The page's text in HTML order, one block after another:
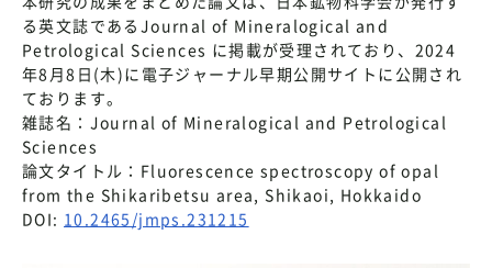
る英文誌であるJournal of Mineralogical and
Petrological Sciences に掲載が受理されており、2024
年8月8日(木)に電子ジャーナル早期公開サイトに公開され
ております。
雑誌名：Journal of Mineralogical and Petrological
Sciences
論文タイトル：Fluorescence spectroscopy of opal
from the Shikaribetsu area, Shikaoi, Hokkaido
DOI: 10.2465/jmps.231215